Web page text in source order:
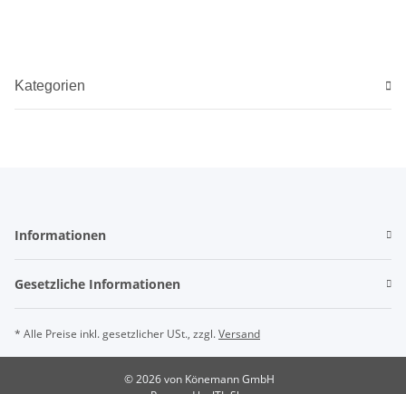
Kategorien
Informationen
Gesetzliche Informationen
* Alle Preise inkl. gesetzlicher USt., zzgl.Versand
© 2026 von Könemann GmbH